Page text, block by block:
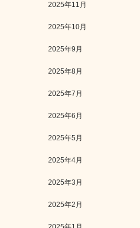
2025年11月
2025年10月
2025年9月
2025年8月
2025年7月
2025年6月
2025年5月
2025年4月
2025年3月
2025年2月